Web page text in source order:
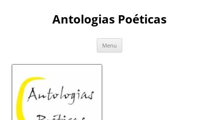
Antologias Poéticas
Menu